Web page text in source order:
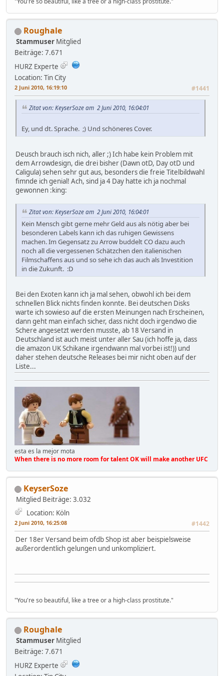
Roughale
Stammuser Mitglied
Beiträge: 7.671
HURZ Experte
Location: Tin City
2 Juni 2010, 16:19:10 #1441
Zitat von: KeyserSoze am 2 Juni 2010, 16:04:01
Ey, und dt. Sprache. ;) Und schöneres Cover.
Deusch brauch isch nich, aller ;) Ich habe kein Problem mit
dem Arrowdesign, die drei bisher (Dawn otD, Day otD und
Caligula) sehen sehr gut aus, besonders die freie Titelbildwahl
fimnde ich genial! Ach, sind ja 4 Day hatte ich ja nochmal
gewonnen :king:
Zitat von: KeyserSoze am 2 Juni 2010, 16:04:01
Kein Mensch gibt gerne mehr Geld aus als nötig aber bei
besonderen Labels kann ich das ruhigen Gewissens
machen. Im Gegensatz zu Arrow buddelt CO dazu auch
noch all die vergessenen Schätzchen den italienischen
Filmschaffens aus und so sehe ich das auch als Investition
in die Zukunft. :D
Bei den Exoten kann ich ja mal sehen, obwohl ich bei dem
schnellen Blick nichts finden konnte. Bei deutschen Disks
warte ich sowieso auf die ersten Meinungen nach Erscheinen,
dann geht man einfach sicher, dass nicht doch irgendwo die
Schere angesetzt werden musste, ab 18 Versand in
Deutschland ist auch meist unter aller Sau (ich hoffe ja, dass
die amazon UK Schikane irgendwann mal vorbei ist!)) und
daher stehen deutsche Releases bei mir nicht oben auf der
Liste...
esta es la mejor mota
When there is no more room for talent OK will make another UFC
KeyserSoze
Mitglied Beiträge: 3.032
Location: Köln
2 Juni 2010, 16:25:08 #1442
Der 18er Versand beim ofdb Shop ist aber beispielsweise
außerordentlich gelungen und unkompliziert.
"You're so beautiful, like a tree or a high-class prostitute."
Roughale
Stammuser Mitglied
Beiträge: 7.671
HURZ Experte